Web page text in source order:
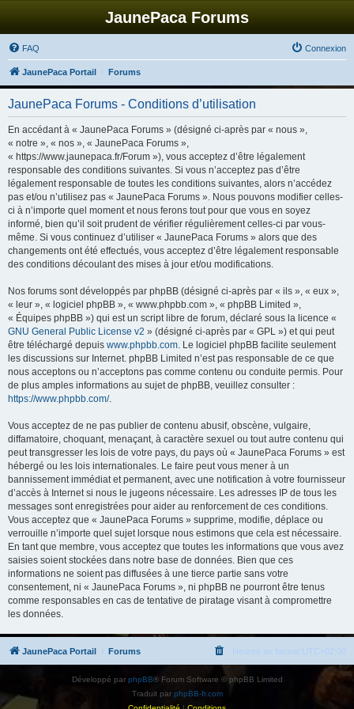
JaunePaca Forums
FAQ Connexion
JaunePaca Portail Forums
JaunePaca Forums - Conditions d’utilisation
En accédant à « JaunePaca Forums » (désigné ci-après par « nous »,
« notre », « nos », « JaunePaca Forums »,
« https://www.jaunepaca.fr/Forum »), vous acceptez d’être légalement
responsable des conditions suivantes. Si vous n’acceptez pas d’être
légalement responsable de toutes les conditions suivantes, alors n’accédez
pas et/ou n’utilisez pas « JaunePaca Forums ». Nous pouvons modifier celles-
ci à n’importe quel moment et nous ferons tout pour que vous en soyez
informé, bien qu’il soit prudent de vérifier régulièrement celles-ci par vous-
même. Si vous continuez d’utiliser « JaunePaca Forums » alors que des
changements ont été effectués, vous acceptez d’être légalement responsable
des conditions découlant des mises à jour et/ou modifications.
Nos forums sont développés par phpBB (désigné ci-après par « ils », « eux »,
« leur », « logiciel phpBB », « www.phpbb.com », « phpBB Limited »,
« Équipes phpBB ») qui est un script libre de forum, déclaré sous la licence «
GNU General Public License v2 » (désigné ci-après par « GPL ») et qui peut
être téléchargé depuis www.phpbb.com. Le logiciel phpBB facilite seulement
les discussions sur Internet. phpBB Limited n’est pas responsable de ce que
nous acceptons ou n’acceptons pas comme contenu ou conduite permis. Pour
de plus amples informations au sujet de phpBB, veuillez consulter :
https://www.phpbb.com/.
Vous acceptez de ne pas publier de contenu abusif, obscène, vulgaire,
diffamatoire, choquant, menaçant, à caractère sexuel ou tout autre contenu qui
peut transgresser les lois de votre pays, du pays où « JaunePaca Forums » est
hébergé ou les lois internationales. Le faire peut vous mener à un
bannissement immédiat et permanent, avec une notification à votre fournisseur
d’accès à Internet si nous le jugeons nécessaire. Les adresses IP de tous les
messages sont enregistrées pour aider au renforcement de ces conditions.
Vous acceptez que « JaunePaca Forums » supprime, modifie, déplace ou
verrouille n’importe quel sujet lorsque nous estimons que cela est nécessaire.
En tant que membre, vous acceptez que toutes les informations que vous avez
saisies soient stockées dans notre base de données. Bien que ces
informations ne soient pas diffusées à une tierce partie sans votre
consentement, ni « JaunePaca Forums », ni phpBB ne pourront être tenus
comme responsables en cas de tentative de piratage visant à compromettre
les données.
JaunePaca Portail Forums Heures au format UTC+02:00
Développé par phpBB® Forum Software © phpBB Limited
Traduit par phpBB-fr.com